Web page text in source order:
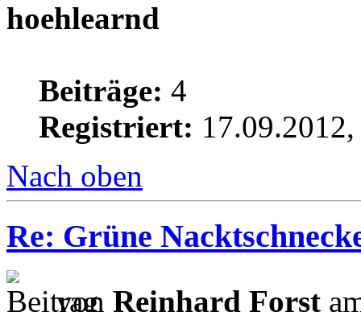
hoehlearnd
Beiträge: 4
Registriert:
Nach oben
Re: Grüne
von Reinhard Forst